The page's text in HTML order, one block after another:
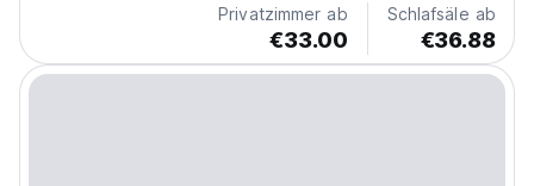
Privatzimmer ab
€33.00
Schlafsäle ab
€36.88